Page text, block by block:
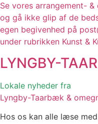
Se vores arrangement- &
og gå ikke glip af de
egen begivenhed på
under rubrikken Kunst &
LYNGBY-
Lokale nyheder fra
Lyngby-Taarbæk &
Hos os kan alle læse med